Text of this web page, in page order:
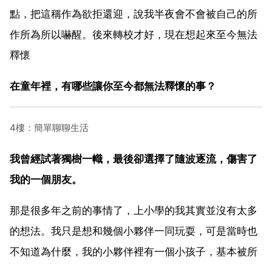
點，把這稱作為欲拒還迎，說我半夜會不會被自己的所
作所為所以嚇醒。後來轉校才好，現在想起來至今無法
釋懷
在童年裡，有哪些讓你至今都無法釋懷的事？
4樓：簡單聊聊生活
我曾經試著獨樹一幟，最後卻選擇了隨波逐流，傷害了
我的一個朋友。
那是很多年之前的事情了，上小學的我其實並沒有太多
的想法。我只是想和幾個小夥伴一同玩耍，可是當時也
不知道為什麼，我的小夥伴裡有一個小孩子，基本被所